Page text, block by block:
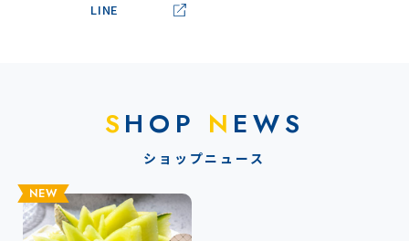
LINE
SHOP N EWS
ショップニュース
NEW